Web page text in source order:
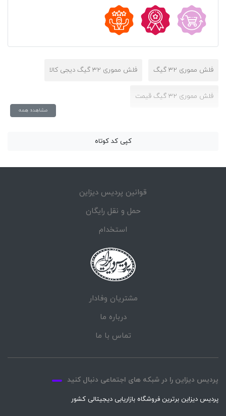
فلش مموری 32 گیگ فلش مموری 32 گیگ دیجی کالا
فلش مموری 32 گیگ قیمت
مشاهده همه
کپی کد کوتاه
قوانین پردیس دیزاین
حمل و نقل رایگان
استخدام
مشتریان وفادار
درباره ما
تماس با ما
پردیس دیزاین را در شبکه های اجتماعی دنبال کنید
پردیس دیزاین برترین فروشگاه بازاریابی دیجیتالی کشور